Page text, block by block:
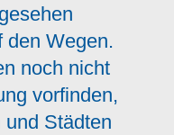
den Wegen.
noch nicht
vorfinden,
und Städten